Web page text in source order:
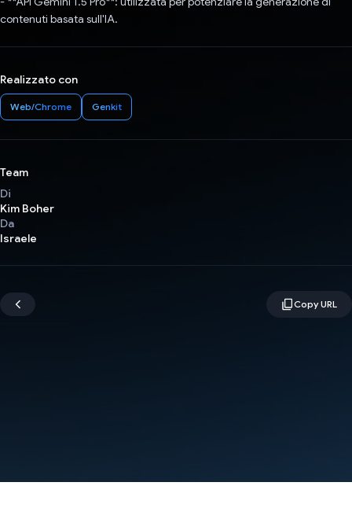
contenuti basata sull'IA.
Realizzato con
Web/Chrome Genkit
Team
Di
Kim Boher
Da
Israele